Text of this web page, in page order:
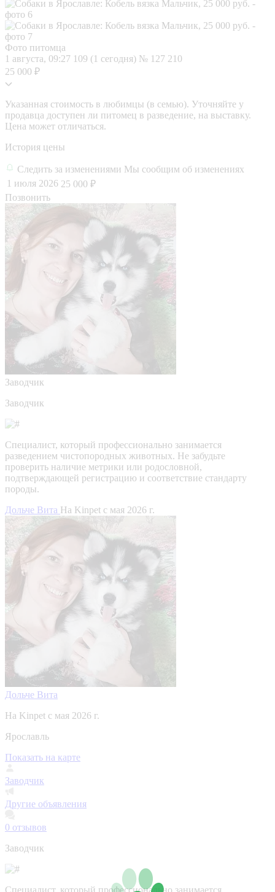
Фото питомца
1 августа, 09:27 109 (1 сегодня) № 127 210
25 000 ₽
Указанная стоимость в любимцы (в семью). Уточняйте у
продавца доступен ли питомец в разведение, на выставку.
Цена может отличаться.
История цены
Следить за изменениями Мы сообщим об изменениях
1 июля 2026 25 000 ₽
Позвонить
Заводчик
Заводчик
Специалист, который профессионально занимается
разведением чистопородных животных. Не забудьте
проверить наличие метрики или родословной,
подтверждающей регистрацию и соответствие стандарту
породы.
Дольче Вита На Kinpet c мая 2026 г.
Дольче Вита
На Kinpet c мая 2026 г.
Ярославль
Показать на карте
Заводчик
Другие объявления
0 отзывов
Заводчик
Специалист, который профессионально занимается